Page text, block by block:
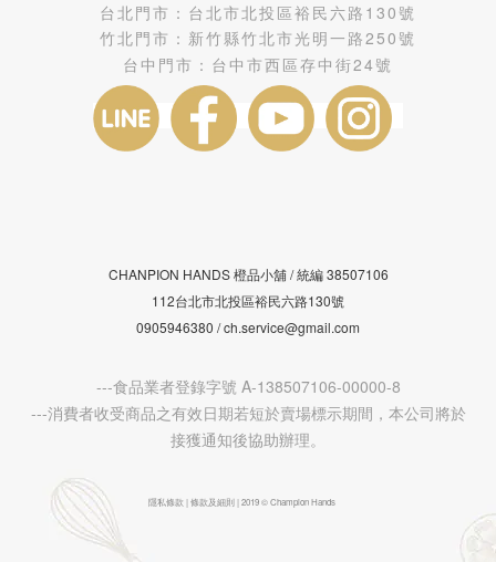
台北門市： 台北市北投區裕民六路130號
竹北門市： 新竹縣竹北市光明一路250號
台中門市： 台中市西區存中街24號
CHANPION HANDS 橙品小舖 /統編38507106
112台北市北投區裕民六路130號
0905946380 / ch.service@gmail.com
---食品業者登錄字號 A-138507106-00000-8
---消費者收受商品之有效日期若短於賣場標示期間，本公司將於
接獲通知後協助辦理。
隱私條款 | 條款及細則 | 2019 © Champion Hands